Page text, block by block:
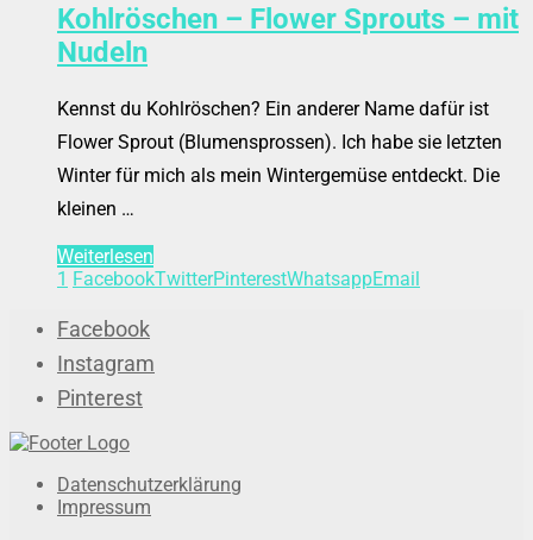
Kohlröschen – Flower Sprouts – mit
Nudeln
Kennst du Kohlröschen? Ein anderer Name dafür ist
Flower Sprout (Blumensprossen). Ich habe sie letzten
Winter für mich als mein Wintergemüse entdeckt. Die
kleinen …
Weiterlesen
1 FacebookTwitterPinterestWhatsappEmail
Facebook
Instagram
Pinterest
Datenschutzerklärung
Impressum